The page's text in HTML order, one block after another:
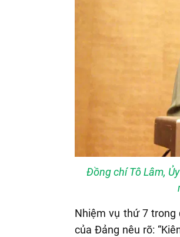
Đồng chí Tô Lâm,
Nhiệm vụ thứ 7 trong
của Đảng nêu rõ: